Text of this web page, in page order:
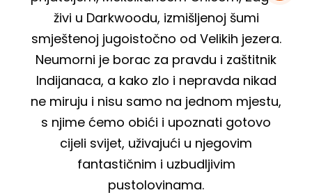
živi u Darkwoodu, izmišljenoj šumi
smještenoj jugoistočno od Velikih jezera.
Neumorni je borac za pravdu i zaštitnik
Indijanaca, a kako zlo i nepravda nikad
ne miruju i nisu samo na jednom mjestu,
s njime ćemo obići i upoznati gotovo
cijeli svijet, uživajući u njegovim
fantastičnim i uzbudljivim
pustolovinama.